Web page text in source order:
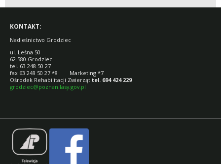
KONTAKT:
Nadleśnictwo Grodziec
ul. Leśna 50
62-580 Grodziec
tel. 63 248 50 27
fax 63 248 50 27 *8 Marketing *7
Ośrodek Rehabilitacji Zwierząt tel. 694 424 229
grodziec@poznan.lasy.gov.pl